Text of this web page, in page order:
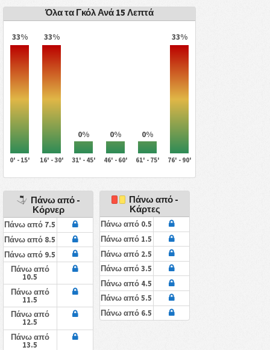
Όλα τα Γκόλ Ανά 15 Λεπτά
33% 33%
0% 0% 0%
33%
0' - 15' 16' - 30' 31' - 45' 46' - 60' 61' - 75' 76' - 90'
Πάνω από -
Κόρνερ
Πάνω από 7.5
Πάνω από 8.5
Πάνω από 9.5
Πάνω από
10.5
Πάνω από
11.5
Πάνω από
12.5
Πάνω από
13.5
Πάνω από -
Κάρτες
Πάνω από 0.5
Πάνω από 1.5
Πάνω από 2.5
Πάνω από 3.5
Πάνω από 4.5
Πάνω από 5.5
Πάνω από 6.5